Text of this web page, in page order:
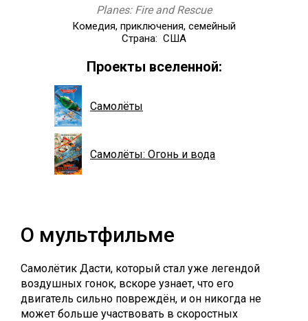
Planes: Fire and Rescue
Комедия, приключения, семейный
Страна: США
Проекты вселенной:
Самолёты
Самолёты: Огонь и вода
О мультфильме
Самолётик Дасти, который стал уже легендой
воздушных гонок, вскоре узнает, что его
двигатель сильно повреждён, и он никогда не
может больше участвовать в скоростных